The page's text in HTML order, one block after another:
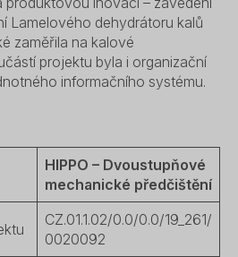
Lamelového dehydrátoru kalů
zaměřila na kalové
projektu byla i organizační
informačního systému.
HIPPO – Dvoustupňové
mechanické předčištění
CZ.01.1.02/0.0/0.0/19_261/
0020092